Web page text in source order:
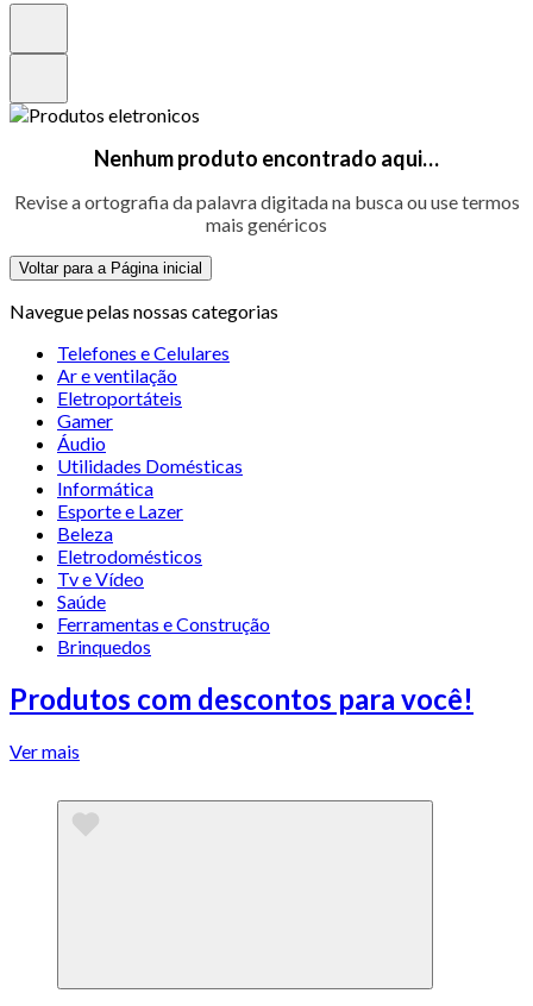
Nenhum produto encontrado aqui…
Revise a ortografia da palavra digitada na busca ou use termos
mais genéricos
Voltar para a Página inicial
Navegue pelas nossas categorias
Telefones e Celulares
Ar e ventilação
Eletroportáteis
Gamer
Áudio
Utilidades Domésticas
Informática
Esporte e Lazer
Beleza
Eletrodomésticos
Tv e Vídeo
Saúde
Ferramentas e Construção
Brinquedos
Produtos com descontos para você!
Ver mais